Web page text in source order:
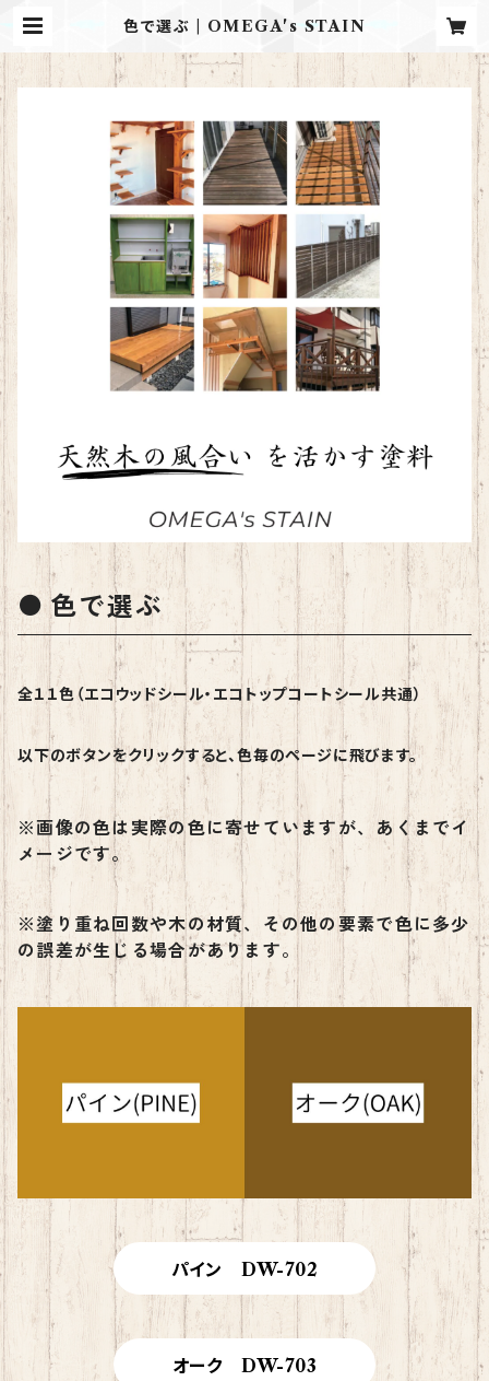
色で選ぶ | OMEGA's STAIN
色で選ぶ
全１１色（エコウッドシール・エコトップコートシール共通）
以下のボタンをクリックすると、色毎のページに飛びます。
※画像の色は実際の色に寄せていますが、あくまでイ
メージです。
※塗り重ね回数や木の材質、その他の要素で色に多少
の誤差が生じる場合があります。
パイン DW-702
オーク DW-703